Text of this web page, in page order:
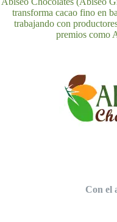
transforma cacao fino en
trabajando con
premios como
Con el